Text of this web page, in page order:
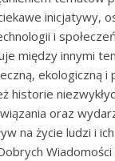
inicjatywy,
i
między innymi
ekologiczną i
historie
oraz
na życie ludzi i